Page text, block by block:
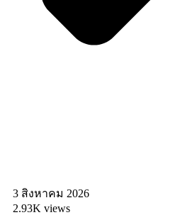
3 สิงหาคม 2026
2.93K views